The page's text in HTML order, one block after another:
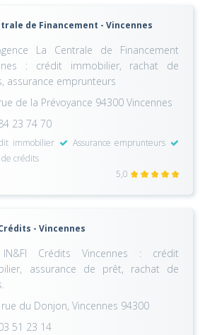
de Financement - Vincennes
La Centrale de Financement
: crédit immobilier, rachat de
assurance emprunteurs
de la Prévoyance 94300 Vincennes
23 74 70
immobilier
Assurance emprunteurs
de crédits
5,0
- Vincennes
Crédits Vincennes : crédit
assurance de prêt, rachat de
du Donjon, Vincennes 94300
51 23 14